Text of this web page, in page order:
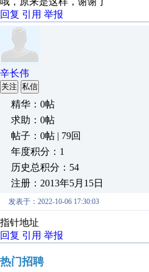
回复 引用 举报
辛长伟
关注 私信
精华：0帖
求助：0帖
帖子：0帖 | 79回
年度积分：1
历史总积分：54
注册：2013年5月15日
发表于：2022-10-06 17:30:03
指针地址
回复 引用 举报
热门招聘